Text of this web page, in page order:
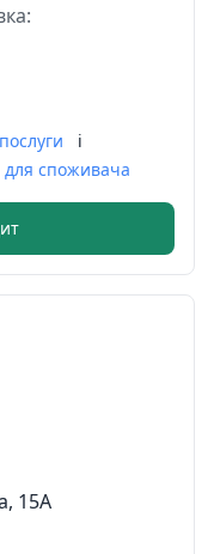
i
споживача
15А